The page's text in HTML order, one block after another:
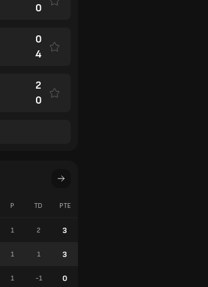
0
0
4
2
0
P TD PTE
1 2 3
1 1 3
1 -1 0